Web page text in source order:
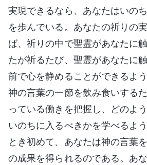
実現できるなら、あなたはいの
を歩んでいる。あなたの祈りの
ば、祈りの中で聖霊があなたに
たが祈るたび、聖霊があなたに
前で心を静めることができるよ
神の言葉の一節を飲み食いする
っている働きを把握し、どのよ
いのちに入るべきかを学べるよ
とき初めて、あなたは神の言葉
の成果を得られるのである。あ